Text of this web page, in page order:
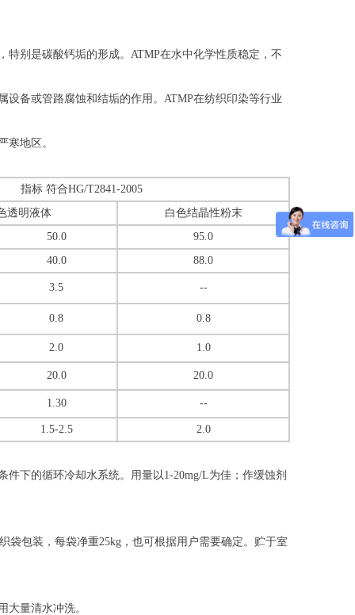
别是碳酸钙垢的形成。ATMP在水中化学性质稳定，不
备或管路腐蚀和结垢的作用。ATMP在纺织印染等行业
寒地区。
指标 符合HG/T2841-2005
透明液体
白色结晶性粉末
50.0
95.0
40.0
88.0
3.5 --
0.8 0.8
2.0 1.0
20.0 20.0
1.30 --
1.5-2.5 2.0
下的循环冷却水系统。用量以1-20mg/L为佳；作缓蚀剂
袋包装，每袋净重25kg，也可根据用户需要确定。贮于室
大量清水冲洗。